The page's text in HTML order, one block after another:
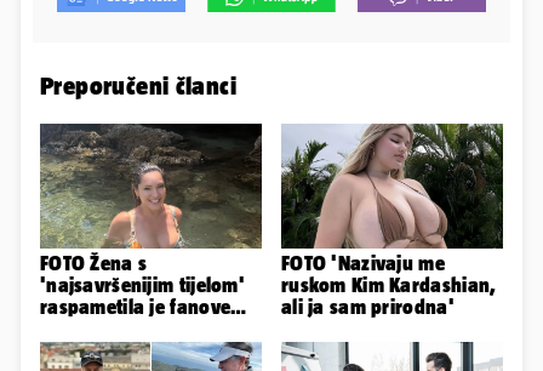
Preporučeni članci
FOTO Žena s
'najsavršenijim tijelom'
raspametila je fanove
plićaka
FOTO 'Nazivaju me
ruskom Kim Kardashian,
ali ja sam prirodna'